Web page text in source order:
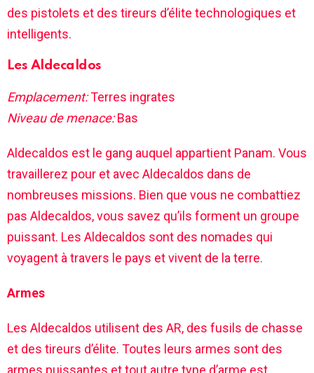
des pistolets et des tireurs d’élite technologiques et
intelligents.
Les Aldecaldos
Emplacement:Terres ingrates
Niveau de menace:Bas
Aldecaldos est le gang auquel appartient Panam. Vous
travaillerez pour et avec Aldecaldos dans de
nombreuses missions. Bien que vous ne combattiez
pas Aldecaldos, vous savez qu’ils forment un groupe
puissant. Les Aldecaldos sont des nomades qui
voyagent à travers le pays et vivent de la terre.
Armes
Les Aldecaldos utilisent des AR, des fusils de chasse
et des tireurs d’élite. Toutes leurs armes sont des
armes puissantes et tout autre type d’arme est